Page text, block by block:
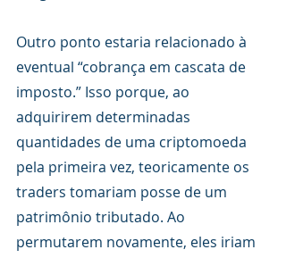
Outro ponto estaria relacionado à
eventual “cobrança em cascata de
imposto.” Isso porque, ao
adquirirem determinadas
quantidades de uma criptomoeda
pela primeira vez, teoricamente os
traders tomariam posse de um
patrimônio tributado. Ao
permutarem novamente, eles iriam